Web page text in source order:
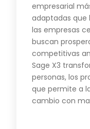
empresarial
adaptadas que
las empresas
buscan
competitivas
Sage X3
personas, los
que permite a
cambio con